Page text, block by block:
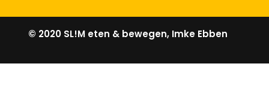
© 2020 SL!M eten & bewegen, Imke Ebben